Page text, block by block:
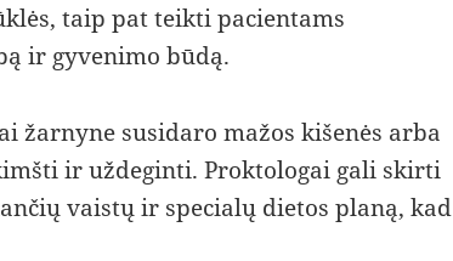
taip pat teikti pacientams
ir gyvenimo būdą.
žarnyne susidaro mažos kišenės arba
ir uždeginti. Proktologai gali skirti
vaistų ir specialų dietos planą, kad